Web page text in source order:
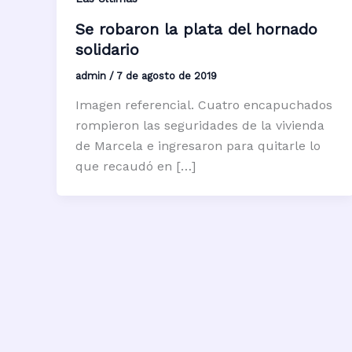
Se robaron la plata del hornado
solidario
admin / 7 de agosto de 2019
Imagen referencial. Cuatro encapuchados
rompieron las seguridades de la vivienda
de Marcela e ingresaron para quitarle lo
que recaudó en […]